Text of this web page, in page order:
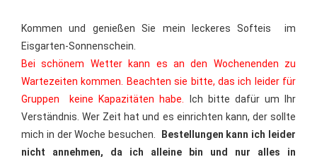
Kommen und genießen Sie mein leckeres Softeis im
Eisgarten-Sonnenschein.
Bei schönem Wetter kann es an den Wochenenden zu
Wartezeiten kommen. Beachten sie bitte, das ich leider für
Gruppen keine Kapazitäten habe.
Ich bitte dafür um Ihr
Verständnis. Wer Zeit hat und es einrichten kann, der sollte
mich in der Woche besuchen.
Bestellungen kann ich leider
nicht annehmen, da ich alleine bin und nur alles in